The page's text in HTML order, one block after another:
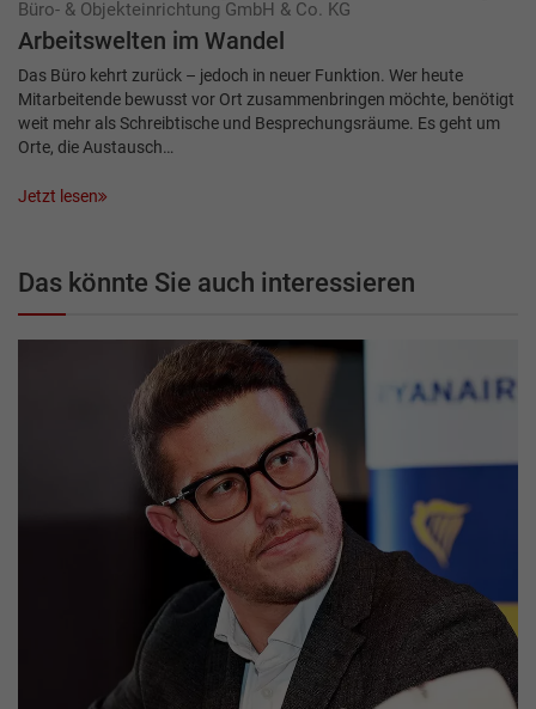
Büro- & Objekteinrichtung GmbH & Co. KG
Arbeitswelten im Wandel
Das Büro kehrt zurück – jedoch in neuer Funktion. Wer heute
Mitarbeitende bewusst vor Ort zusammenbringen möchte, benötigt
weit mehr als Schreibtische und Besprechungsräume. Es geht um
Orte, die Austausch…
Jetzt lesen
Das könnte Sie auch interessieren